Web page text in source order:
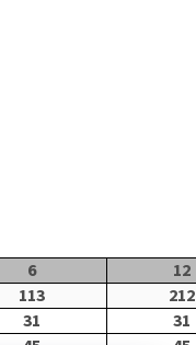
6
12
113
212
31
31